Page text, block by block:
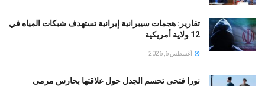
تقارير: هجمات سيبرانية إيرانية تستهدف شبكات المياه في
12 ولاية أمريكية
أغسطس 6, 2026
نورا فتحى تحسم الجدل حول علاقتها بحارس مرمى